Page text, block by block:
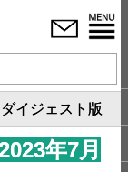
イジェスト版
年7月